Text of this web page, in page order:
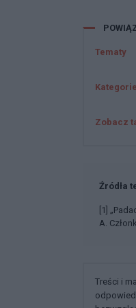
Tematy
Zobacz
Źródła
[1]
A.
Treści i